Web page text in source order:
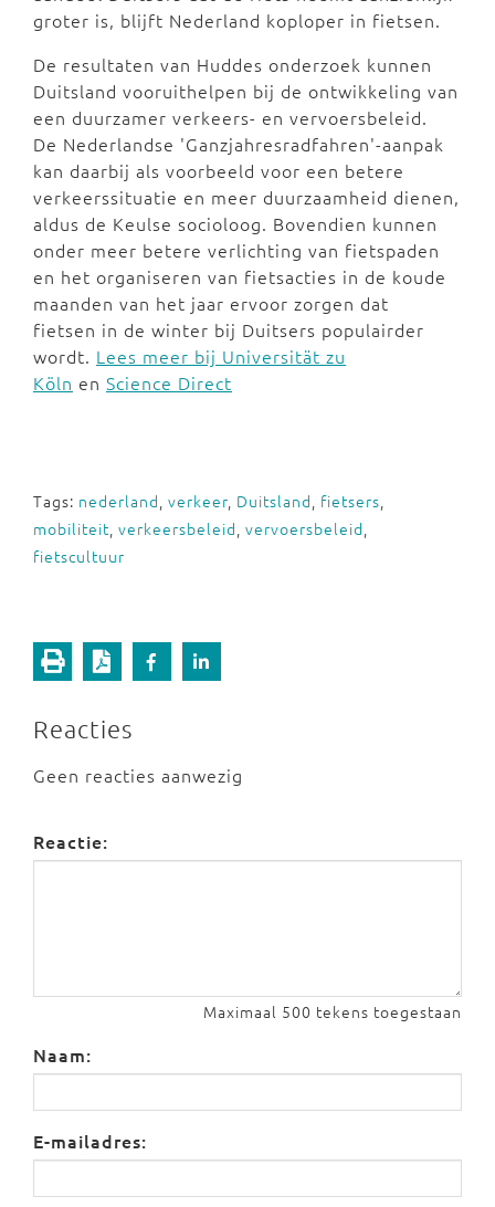
groter is, blijft Nederland koploper in fietsen.
De resultaten van Huddes onderzoek kunnen
Duitsland vooruithelpen bij de ontwikkeling van
een duurzamer verkeers- en vervoersbeleid.
De Nederlandse 'Ganzjahresradfahren'-aanpak
kan daarbij als voorbeeld voor een betere
verkeerssituatie en meer duurzaamheid dienen,
aldus de Keulse socioloog. Bovendien kunnen
onder meer betere verlichting van fietspaden
en het organiseren van fietsacties in de koude
maanden van het jaar ervoor zorgen dat
fietsen in de winter bij Duitsers populairder
wordt. Lees meer bij Universität zu
Köln en Science Direct
Tags: nederland, verkeer, Duitsland, fietsers,
mobiliteit, verkeersbeleid, vervoersbeleid,
fietscultuur
Reacties
Geen reacties aanwezig
Reactie:
Maximaal 500 tekens toegestaan
Naam:
E-mailadres: